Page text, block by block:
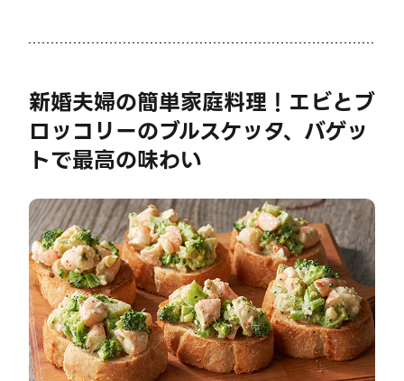
新婚夫婦の簡単家庭料理！エビとブ
ロッコリーのブルスケッタ、バゲッ
トで最高の味わい